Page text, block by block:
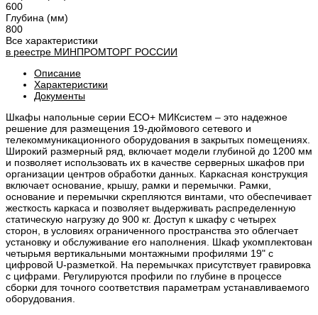
600
Глубина (мм)
800
Все характеристики
в реестре МИНПРОМТОРГ РОССИИ
Описание
Характеристики
Документы
Шкафы напольные серии ECO+ МИКсистем – это надежное
решение для размещения 19-дюймового сетевого и
телекоммуникационного оборудования в закрытых помещениях.
Широкий размерный ряд, включает модели глубиной до 1200 мм
и позволяет использовать их в качестве серверных шкафов при
организации центров обработки данных. Каркасная конструкция
включает основание, крышу, рамки и перемычки. Рамки,
основание и перемычки скрепляются винтами, что обеспечивает
жесткость каркаса и позволяет выдерживать распределенную
статическую нагрузку до 900 кг. Доступ к шкафу с четырех
сторон, в условиях ограниченного пространства это облегчает
установку и обслуживание его наполнения. Шкаф укомплектован
четырьмя вертикальными монтажными профилями 19" с
цифровой U-разметкой. На перемычках присутствует гравировка
с цифрами. Регулируются профили по глубине в процессе
сборки для точного соответствия параметрам устанавливаемого
оборудования.